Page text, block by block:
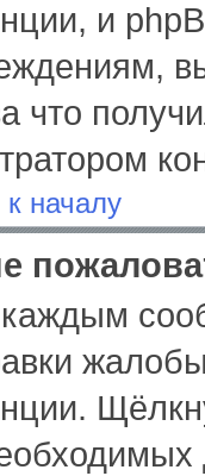
и
что
началу